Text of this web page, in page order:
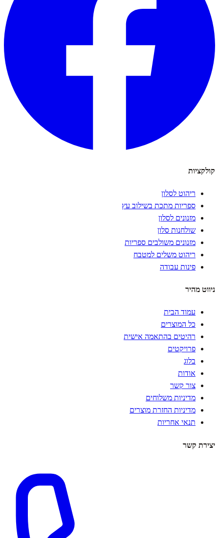
קולקציות
ריהוט לסלון
ספריות מתכת בשילוב עץ
מזנונים לסלון
שולחנות סלון
מזנונים משולבים ספריות
ריהוט משלים למטבח
פינות עבודה
ניווט מהיר
עמוד הבית
כל המוצרים
רהיטים בהתאמה אישית
פרויקטים
בלוג
אודות
צור קשר
מדיניות משלוחים
מדיניות החזרת מוצרים
תנאי אחריות
יצירת קשר